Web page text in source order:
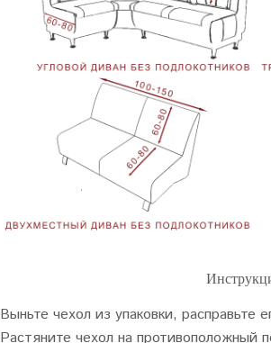
Выньте чехол из упаковки, расправьте
Растяните чехол на противоположный